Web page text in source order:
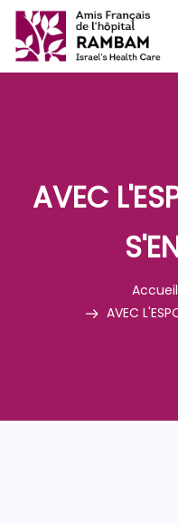
AVEC
Accueil
AVEC